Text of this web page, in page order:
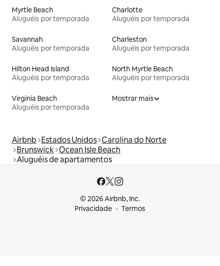
Myrtle Beach
Aluguéis por temporada
Charlotte
Aluguéis por temporada
Savannah
Aluguéis por temporada
Charleston
Aluguéis por temporada
Hilton Head Island
Aluguéis por temporada
North Myrtle Beach
Aluguéis por temporada
Virginia Beach
Aluguéis por temporada
Mostrar mais
Airbnb Estados Unidos Carolina do Norte
Brunswick Ocean Isle Beach
Aluguéis de apartamentos
© 2026 Airbnb, Inc.
Privacidade
Termos